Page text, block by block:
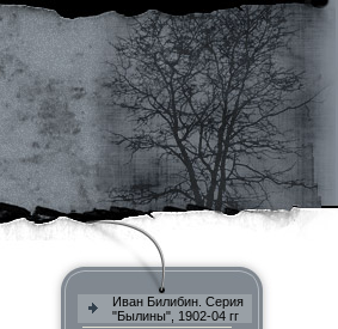
Иван Билибин. Серия
"Былины", 1902-04 гг